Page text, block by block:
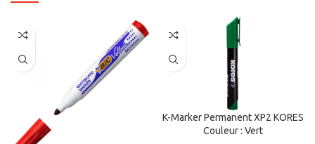
K-Marker Permanent XP2 KORES
Couleur : Vert